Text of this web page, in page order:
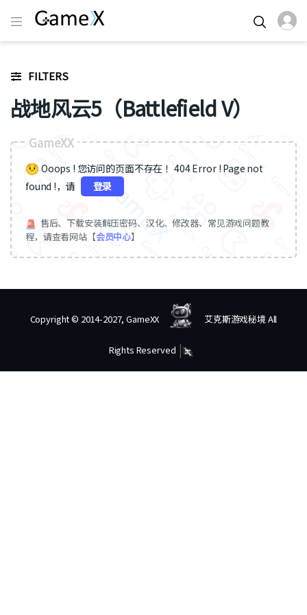
FILTERS
战地风云5（Battlefield V）
GameXX
Ooops ! 您访问的页面不存在 ！404 Error ! Page not
found !，请
登录
售后、下载安装解压密码、汉化、修改器、常见游戏问题教
程，请查看网站【会员中心】
Copyright © 2014-2027, GameXX 艾克斯游戏秘境 All
Rights Reserved